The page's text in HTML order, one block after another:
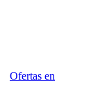
Ofertas en